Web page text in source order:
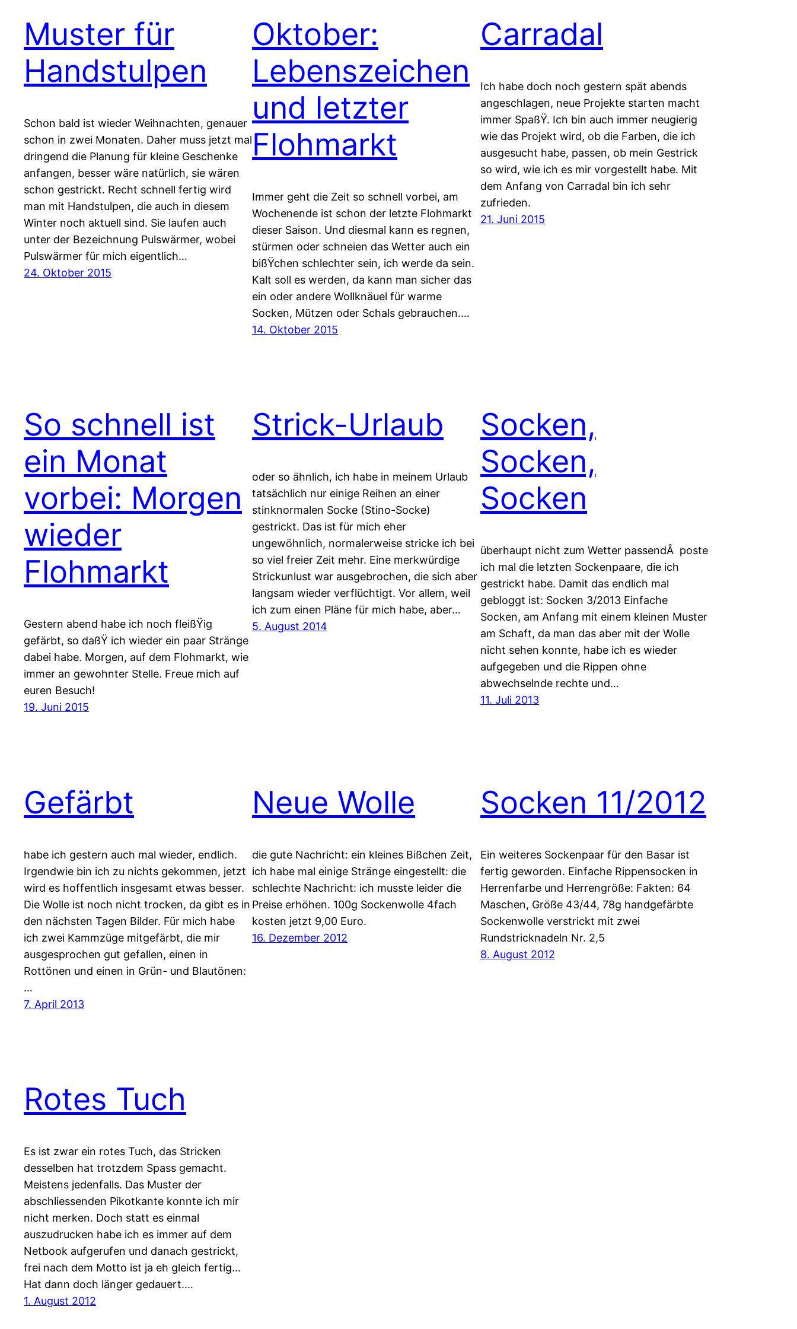
Muster für
Handstulpen
Schon bald ist wieder Weihnachten, genauer
schon in zwei Monaten. Daher muss jetzt mal
dringend die Planung für kleine Geschenke
anfangen, besser wäre natürlich, sie wären
schon gestrickt. Recht schnell fertig wird
man mit Handstulpen, die auch in diesem
Winter noch aktuell sind. Sie laufen auch
unter der Bezeichnung Pulswärmer, wobei
Pulswärmer für mich eigentlich…
24. Oktober 2015
Oktober:
Lebenszeichen
und letzter
Flohmarkt
Immer geht die Zeit so schnell vorbei, am
Wochenende ist schon der letzte Flohmarkt
dieser Saison. Und diesmal kann es regnen,
stürmen oder schneien das Wetter auch ein
bißŸchen schlechter sein, ich werde da sein.
Kalt soll es werden, da kann man sicher das
ein oder andere Wollknäuel für warme
Socken, Mützen oder Schals gebrauchen.…
14. Oktober 2015
Carradal
Ich habe doch noch gestern spät abends
angeschlagen, neue Projekte starten macht
immer SpaßŸ. Ich bin auch immer neugierig
wie das Projekt wird, ob die Farben, die ich
ausgesucht habe, passen, ob mein Gestrick
so wird, wie ich es mir vorgestellt habe. Mit
dem Anfang von Carradal bin ich sehr
zufrieden.
21. Juni 2015
So schnell ist
ein Monat
vorbei: Morgen
wieder
Flohmarkt
Gestern abend habe ich noch fleißŸig
gefärbt, so daßŸ ich wieder ein paar Stränge
dabei habe. Morgen, auf dem Flohmarkt, wie
immer an gewohnter Stelle. Freue mich auf
euren Besuch!
19. Juni 2015
Strick-Urlaub
oder so ähnlich, ich habe in meinem Urlaub
tatsächlich nur einige Reihen an einer
stinknormalen Socke (Stino-Socke)
gestrickt. Das ist für mich eher
ungewöhnlich, normalerweise stricke ich bei
so viel freier Zeit mehr. Eine merkwürdige
Strickunlust war ausgebrochen, die sich aber
langsam wieder verflüchtigt. Vor allem, weil
ich zum einen Pläne für mich habe, aber…
5. August 2014
Socken,
Socken,
Socken
überhaupt nicht zum Wetter passendÂ poste
ich mal die letzten Sockenpaare, die ich
gestrickt habe. Damit das endlich mal
gebloggt ist: Socken 3/2013 Einfache
Socken, am Anfang mit einem kleinen Muster
am Schaft, da man das aber mit der Wolle
nicht sehen konnte, habe ich es wieder
aufgegeben und die Rippen ohne
abwechselnde rechte und…
11. Juli 2013
Gefärbt
habe ich gestern auch mal wieder, endlich.
Irgendwie bin ich zu nichts gekommen, jetzt
wird es hoffentlich insgesamt etwas besser.
Die Wolle ist noch nicht trocken, da gibt es in
den nächsten Tagen Bilder. Für mich habe
ich zwei Kammzüge mitgefärbt, die mir
ausgesprochen gut gefallen, einen in
Rottönen und einen in Grün- und Blautönen:
…
7. April 2013
Neue Wolle
die gute Nachricht: ein kleines Bißchen Zeit,
ich habe mal einige Stränge eingestellt: die
schlechte Nachricht: ich musste leider die
Preise erhöhen. 100g Sockenwolle 4fach
kosten jetzt 9,00 Euro.
16. Dezember 2012
Socken 11/2012
Ein weiteres Sockenpaar für den Basar ist
fertig geworden. Einfache Rippensocken in
Herrenfarbe und Herrengröße: Fakten: 64
Maschen, Größe 43/44, 78g handgefärbte
Sockenwolle verstrickt mit zwei
Rundstricknadeln Nr. 2,5
8. August 2012
Rotes Tuch
Es ist zwar ein rotes Tuch, das Stricken
desselben hat trotzdem Spass gemacht.
Meistens jedenfalls. Das Muster der
abschliessenden Pikotkante konnte ich mir
nicht merken. Doch statt es einmal
auszudrucken habe ich es immer auf dem
Netbook aufgerufen und danach gestrickt,
frei nach dem Motto ist ja eh gleich fertig…
Hat dann doch länger gedauert.…
1. August 2012